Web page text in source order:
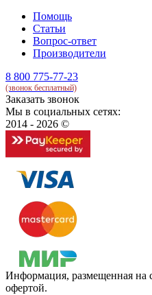
Помощь
Статьи
Вопрос-ответ
Производители
8 800 775-77-23
(звонок бесплатный)
Заказать звонок
Мы в социальных сетях:
2014 - 2026 ©
Информация, размещенная на
офертой.